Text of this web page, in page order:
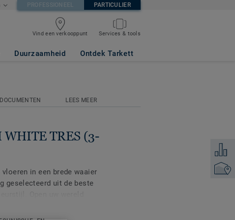
PROFESSIONEEL PARTICULIER
Vind een verkooppunt Services & tools
Duurzaamheid Ontdek Tarkett
Voeg
Vind
DOCUMENTEN LEES MEER
WHITE TRES (3-
in een brede waaier
geselecteerd uit de beste
natuur zelf voor u heeft